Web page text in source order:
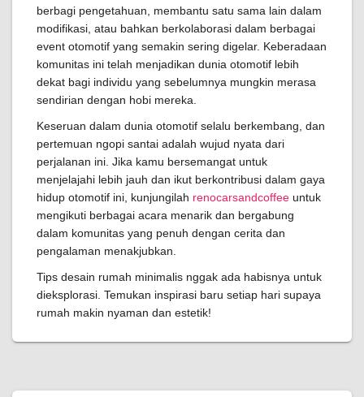
berbagi pengetahuan, membantu satu sama lain dalam
modifikasi, atau bahkan berkolaborasi dalam berbagai
event otomotif yang semakin sering digelar. Keberadaan
komunitas ini telah menjadikan dunia otomotif lebih
dekat bagi individu yang sebelumnya mungkin merasa
sendirian dengan hobi mereka.
Keseruan dalam dunia otomotif selalu berkembang, dan
pertemuan ngopi santai adalah wujud nyata dari
perjalanan ini. Jika kamu bersemangat untuk
menjelajahi lebih jauh dan ikut berkontribusi dalam gaya
hidup otomotif ini, kunjungilah renocarsandcoffee untuk
mengikuti berbagai acara menarik dan bergabung
dalam komunitas yang penuh dengan cerita dan
pengalaman menakjubkan.
Tips desain rumah minimalis nggak ada habisnya untuk
dieksplorasi. Temukan inspirasi baru setiap hari supaya
rumah makin nyaman dan estetik!